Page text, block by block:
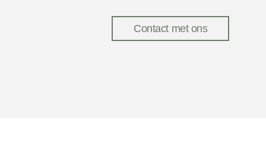
Contact met ons